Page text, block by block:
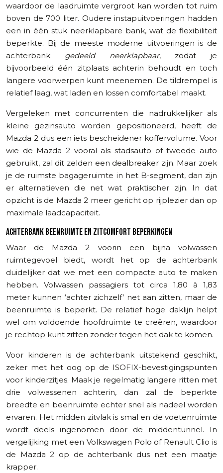
waardoor de laadruimte vergroot kan worden tot ruim
boven de 700 liter. Oudere instapuitvoeringen hadden
een in één stuk neerklapbare bank, wat de flexibiliteit
beperkte. Bij de meeste moderne uitvoeringen is de
achterbank gedeeld neerklapbaar, zodat je
bijvoorbeeld één zitplaats achterin behoudt en toch
langere voorwerpen kunt meenemen. De tildrempel is
relatief laag, wat laden en lossen comfortabel maakt.
Vergeleken met concurrenten die nadrukkelijker als
kleine gezinsauto worden gepositioneerd, heeft de
Mazda 2 dus een iets bescheidener koffervolume. Voor
wie de Mazda 2 vooral als stadsauto of tweede auto
gebruikt, zal dit zelden een dealbreaker zijn. Maar zoek
je de ruimste bagageruimte in het B-segment, dan zijn
er alternatieven die net wat praktischer zijn. In dat
opzicht is de Mazda 2 meer gericht op rijplezier dan op
maximale laadcapaciteit.
ACHTERBANK BEENRUIMTE EN ZITCOMFORT BEPERKINGEN
Waar de Mazda 2 voorin een bijna volwassen
ruimtegevoel biedt, wordt het op de achterbank
duidelijker dat we met een compacte auto te maken
hebben. Volwassen passagiers tot circa 1,80 à 1,83
meter kunnen ‘achter zichzelf’ net aan zitten, maar de
beenruimte is beperkt. De relatief hoge daklijn helpt
wel om voldoende hoofdruimte te creëren, waardoor
je rechtop kunt zitten zonder tegen het dak te komen.
Voor kinderen is de achterbank uitstekend geschikt,
zeker met het oog op de ISOFIX-bevestigingspunten
voor kinderzitjes. Maak je regelmatig langere ritten met
drie volwassenen achterin, dan zal de beperkte
breedte en beenruimte echter snel als nadeel worden
ervaren. Het midden zitvlak is smal en de voetenruimte
wordt deels ingenomen door de middentunnel. In
vergelijking met een Volkswagen Polo of Renault Clio is
de Mazda 2 op de achterbank dus net een maatje
krapper.